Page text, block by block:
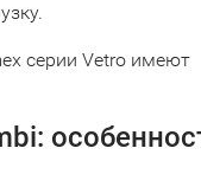
серии Vetro имеют